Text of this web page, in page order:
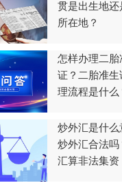
贯是出生地还
所在地？
怎样办理二胎
证？二胎准生
理流程是什么
炒外汇是什么
炒外汇合法吗
汇算非法集资